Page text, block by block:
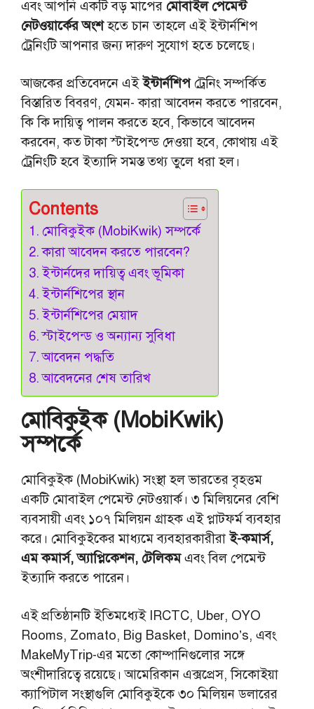
এবং আপনি একটি বড় মাপের মোবাইল পেমেন্ট
নেটওয়ার্কের অংশহতে চান তাহলে এই ইন্টার্নশিপ
ট্রেনিংটি আপনার জন্য দারুণ সুযোগ হতে চলেছে।
আজকের প্রতিবেদনে এইইন্টার্নশিপট্রেনিং সম্পর্কিত
বিস্তারিত বিবরণ, যেমন- কারা আবেদন করতে পারবেন,
কি কি দায়িত্ব পালন করতে হবে, কিভাবে আবেদন
করবেন, কত টাকা স্টাইপেন্ড দেওয়া হবে, কোথায় এই
ট্রেনিংটি হবে ইত্যাদি সমস্ত তথ্য তুলে ধরা হল।
Contents
মোবিকুইক (MobiKwik) সম্পর্কে
কারা আবেদন করতে পারবেন?
ইন্টার্নদের দায়িত্ব এবং ভূমিকা
ইন্টার্নশিপের স্থান
ইন্টার্নশিপের মেয়াদ
স্টাইপেন্ড ও অন্যান্য সুবিধা
আবেদন পদ্ধতি
আবেদনের শেষ তারিখ
মোবিকুইক (MobiKwik)
সম্পর্কে
মোবিকুইক (MobiKwik) সংস্থা হল ভারতের বৃহত্তম
একটি মোবাইল পেমেন্ট নেটওয়ার্ক। ৩ মিলিয়নের বেশি
ব্যবসায়ী এবং ১০৭ মিলিয়ন গ্রাহক এই প্লাটফর্ম ব্যবহার
করে। মোবিকুইকের মাধ্যমে ব্যবহারকারীরাই-কমার্স,
এম কমার্স, অ্যাপ্লিকেশন, টেলিকমএবং বিল পেমেন্ট
ইত্যাদি করতে পারেন।
এই প্রতিষ্ঠানটি ইতিমধ্যেই IRCTC, Uber, OYO
Rooms, Zomato, Big Basket, Domino’s, এবং
MakeMyTrip-এর মতো কোম্পানিগুলোর সঙ্গে
অংশীদারিত্বে রয়েছে। আমেরিকান এক্সপ্রেস, সিকোইয়া
ক্যাপিটাল সংস্থাগুলি মোবিকুইকে ৩০ মিলিয়ন ডলারের